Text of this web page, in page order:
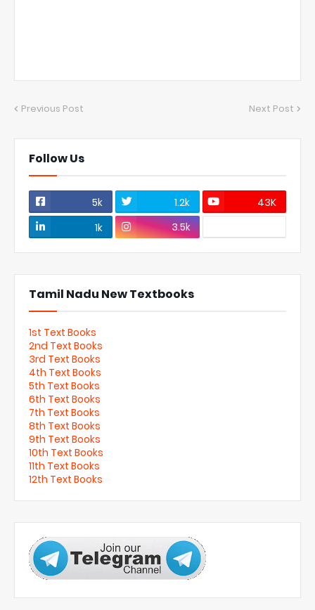
Previous Post Next Post
Follow Us
5k 1.2k
43K
1k
3.5k
Tamil Nadu New Textbooks
1st Text Books
2nd Text Books
3rd Text Books
4th Text Books
5th Text Books
6th Text Books
7th Text Books
8th Text Books
9th Text Books
10th Text Books
11th Text Books
12th Text Books